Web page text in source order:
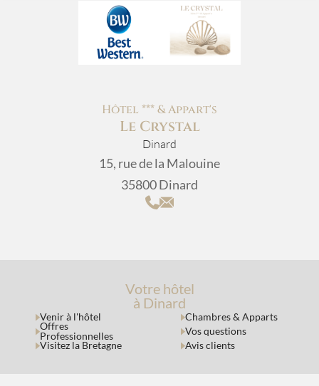
Hôtel *** & Appart's
Le Crystal
Dinard
15, rue de la Malouine
35800 Dinard
Votre hôtel
à Dinard
Venir à l'hôtel Chambres & Apparts
Offres
Professionnelles
Vos questions
Visitez la Bretagne
Avis clients